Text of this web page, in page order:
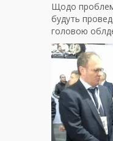
Щодо
будуть
головою